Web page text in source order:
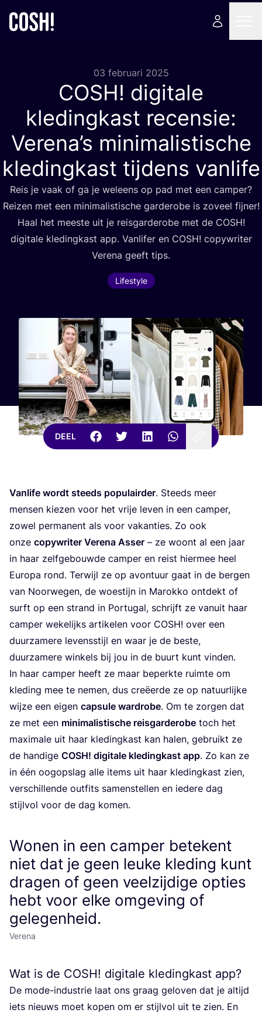
03 februari 2025
COSH! digitale
kledingkast recensie:
Verena’s minimalistische
kledingkast tijdens vanlife
Reis je vaak of ga je wel­eens op pad met een cam­per?
Rei­zen met een mini­ma­lis­ti­sche gar­de­ro­be is zoveel fij­ner!
Haal het mees­te uit je reis­gar­de­ro­be met de COSH!
digi­ta­le kle­ding­kast app. Van­li­fer en COSH! copy­wri­ter
Ver­e­na geeft tips.
Lifestyle
DEEL
Van­li­fe wordt steeds popu­lair­der. Steeds meer
men­sen kie­zen voor het vrije leven in een cam­per,
zowel per­ma­nent als voor vakan­ties. Zo ook
onze copy­wri­ter Ver­e­na Asser – ze woont al een jaar
in haar zelf­ge­bouw­de cam­per en reist hier­mee heel
Euro­pa rond. Ter­wijl ze op avon­tuur gaat in de ber­gen
van Noor­we­gen, de woes­tijn in Marok­ko ont­dekt of
surft op een strand in Por­tu­gal, schrijft ze van­uit haar
cam­per weke­lijks arti­ke­len voor COSH! over een
duur­za­me­re levens­stijl en waar je de bes­te,
duur­za­me­re win­kels bij jou in de buurt kunt vinden.
In haar cam­per heeft ze maar beperk­te ruim­te om
kle­ding mee te nemen, dus cre­ëer­de ze op natuur­lij­ke
wij­ze een eigen cap­su­le ward­ro­be. Om te zor­gen dat
ze met een mini­ma­lis­ti­sche reis­gar­de­ro­be toch het
maxi­ma­le uit haar kle­ding­kast kan halen, gebruikt ze
de han­di­ge COSH! digi­ta­le kle­ding­kast app. Zo kan ze
in één oog­op­slag alle items uit haar kle­ding­kast zien,
ver­schil­len­de out­fits samen­stel­len en iede­re dag
stijl­vol voor de dag komen.
Wonen in een camper betekent
niet dat je geen leuke kleding kunt
dragen of geen veelzijdige opties
hebt voor elke omgeving of
gelegenheid.
Verena
Wat is de COSH! digitale kledingkast app?
De mode-indu­strie laat ons graag gelo­ven dat je altijd
iets nieuws moet kopen om er stijl­vol uit te zien. En